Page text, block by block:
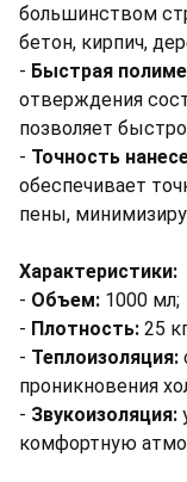
большинством
бетон, кирпич,
- Быстрая
отверждения
позволяет
- Точность
обеспечивает
пены,
Характеристики:
- Объем: 1000 мл;
- Плотность: 25
- Теплоизоляция:
проникновения
- Звукоизоляция:
комфортную